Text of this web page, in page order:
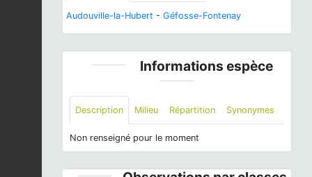
Audouville-la-Hubert - Géfosse-Fontenay
Informations espèce
Description Milieu Répartition Synonymes
Non renseigné pour le moment